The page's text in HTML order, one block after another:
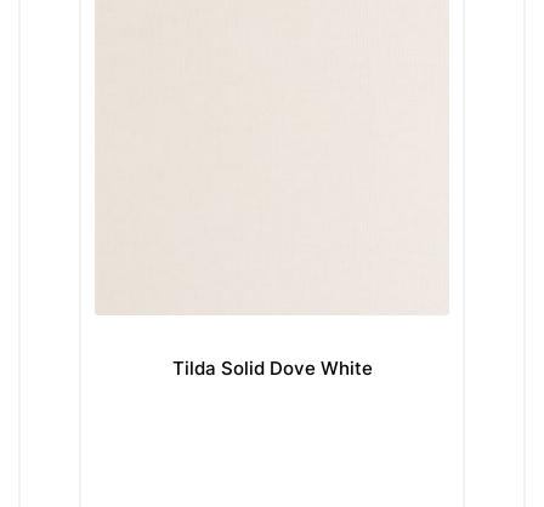
Tilda Solid Dove White